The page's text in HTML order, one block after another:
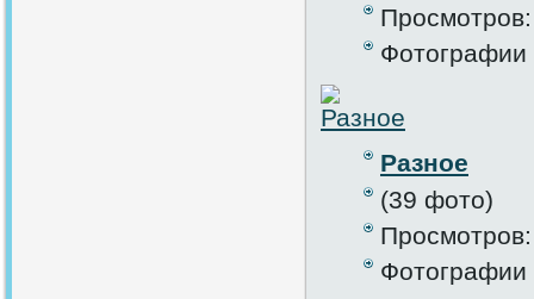
Фотографии
Разное
(39 фото)
Фотографии